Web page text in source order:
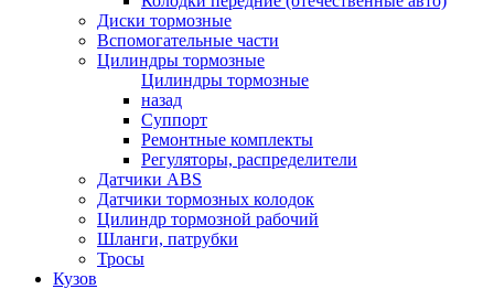
Диски тормозные
Вспомогательные части
Цилиндры тормозные
Цилиндры тормозные
назад
Суппорт
Ремонтные комплекты
Регуляторы, распределители
Датчики ABS
Датчики тормозных колодок
Цилиндр тормозной рабочий
Шланги, патрубки
Тросы
Кузов